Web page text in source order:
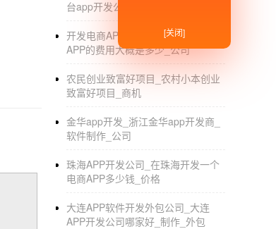
文：专业的译文、注释、评析等，让用户能
同时还能提高写作的技能。 2、经典著作尽
享受更多的乐趣。 3、名句赏析：经典国学
能够运用在工作与学习之中，突破自身的局
户学习到真正的国学知识，让经典一直流传下
婚礼互动APP开发新花样要怎样玩
年末结婚的人特别多，婚礼筹备和互动是新
能再停留在原本的状态，还需要集合新技术
是一款产品能否长存的主要原因。 其次是为
台app开发公司哪家好_价格
开发电商APP费用_开发一款电商
APP的费用大概是多少_公司
农民创业致富好项目_农村小本创业
致富好项目_商机
金华app开发_浙江金华app开发商_
软件制作_公司
珠海APP开发公司_在珠海开发一个
电商APP多少钱_价格
大连APP软件开发外包公司_大连
APP开发公司哪家好_制作_外包
[关闭]